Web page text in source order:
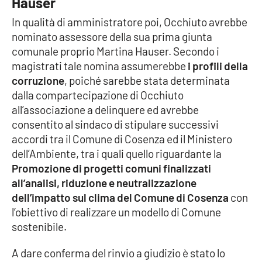
EDIZIONI
LOCALI
Catanzaro
Crotone
Vibo Valentia
Reggio Calabria
Cosenza
Lamezia Terme
In qualità di amministratore poi, Occhiuto avrebbe
nominato assessore della sua prima giunta
comunale proprio Martina Hauser. Secondo i
magistrati tale nomina assumerebbe i profili della
corruzione, poiché sarebbe stata determinata
dalla compartecipazione di Occhiuto
all’associazione a delinquere ed avrebbe
consentito al sindaco di stipulare successivi
accordi tra il Comune di Cosenza ed il Ministero
dell’Ambiente, tra i quali quello riguardante la
Promozione di progetti comuni finalizzati
all’analisi, riduzione e neutralizzazione
dell’impatto sul clima del Comune di Cosenza con
l’obiettivo di realizzare un modello di Comune
sostenibile.
A dare conferma del rinvio a giudizio è stato lo